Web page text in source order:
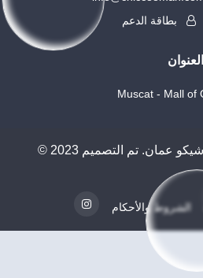
بطاقة الدعم
العنوان
© 2023 جميع الحقوق محفوطة لدي شيكو عمان. تم التصميم
الشروط والأحكام